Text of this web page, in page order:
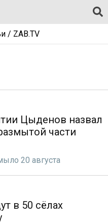
/ ZAB.TV
Цыденов назвал
части
20 августа
в 50 сёлах